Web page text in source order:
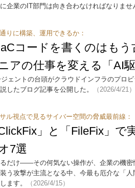
企業のIT部門は向き合わなければなりませ
りに構築、運用できるか：
IaCコードを書くのはも
アの仕事を変える「AI
ェントの台頭がクラウドインフラのプロ
したブログ記事を公開した。
（2026/4/21）
ル視点で見るサイバー空間の脅威最前線：
ClickFix」と「FileFix」
7選
だけ――その何気ない操作が、企業の機密
う攻撃が主流となる中、今最も厄介な「
ます。
（2026/4/15）